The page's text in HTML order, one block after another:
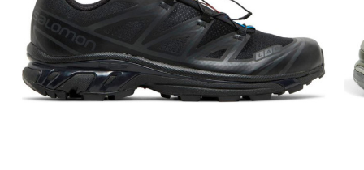
гаджета цвет товара, указанного на фото, может несколько
отличаться от реального!
*Определенные незначительные детали товара и его
комплектации (в том числе, но не исключительно —
расположение этикеток, бирок, их форма, размер или